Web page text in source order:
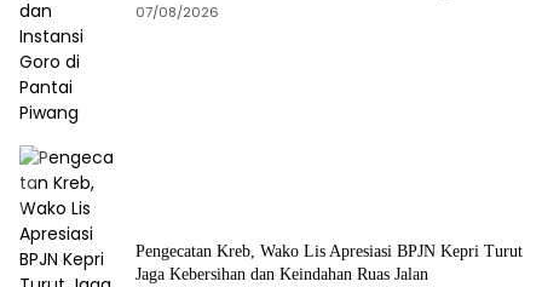
07/08/2026
Pengecatan Kreb, Wako Lis Apresiasi BPJN Kepri Turut
Jaga Kebersihan dan Keindahan Ruas Jalan